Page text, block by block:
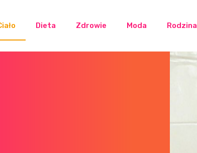
Dieta Zdrowie Moda Rodzina